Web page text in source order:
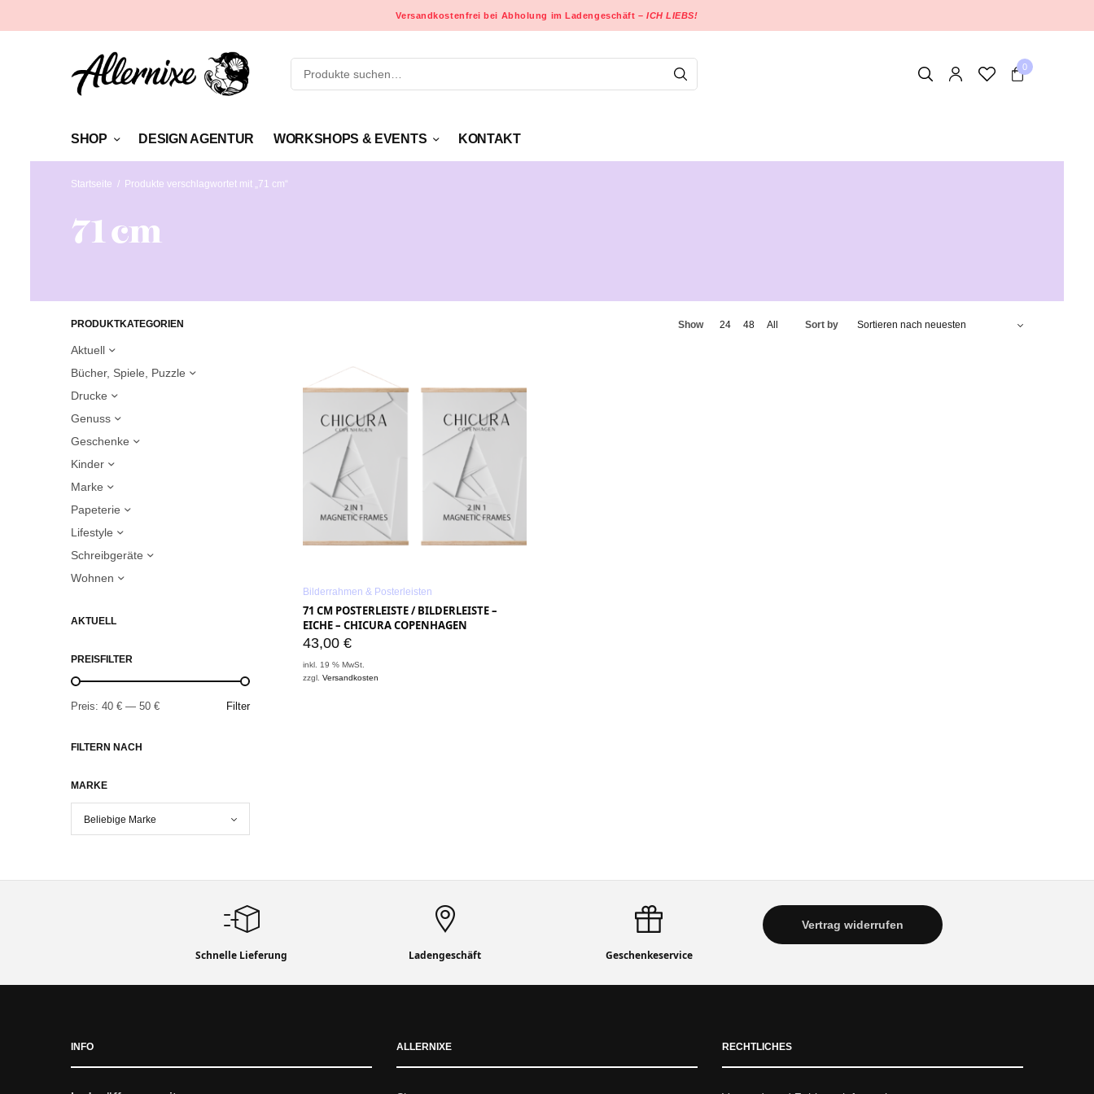
Versandkostenfrei bei Abholung im Ladengeschäft –ICH LIEBS!
0
SHOP DESIGN AGENTUR WORKSHOPS & EVENTS KONTAKT
Startseite / Produkte verschlagwortet mit „71 cm“
71 cm
PRODUKTKATEGORIEN
Aktuell
Bücher, Spiele, Puzzle
Drucke
Genuss
Geschenke
Kinder
Marke
Papeterie
Lifestyle
Schreibgeräte
Wohnen
AKTUELL
PREISFILTER
Filter
Preis: 40 € — 50 €
FILTERN NACH
MARKE
Show 24 48 All Sort by
Bilderrahmen & Posterleisten
71 CM POSTERLEISTE / BILDERLEISTE –
EICHE – CHICURA COPENHAGEN
43,00 €
inkl. 19 % MwSt.
zzgl.Versandkosten
Schnelle Lieferung Ladengeschäft Geschenkeservice
Vertrag widerrufen
INFO ALLERNIXE RECHTLICHES